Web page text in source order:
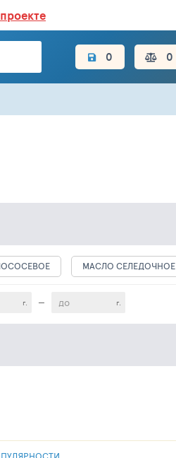
ЦЕН.
0 0
МАСЛО СЕЛЕДОЧНОЕ
г. — г.